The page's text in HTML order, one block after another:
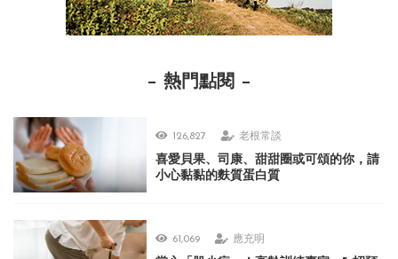
熱門點閱
126,827 老根常談
喜愛貝果、司康、甜甜圈或可頌的你，請
小心黏黏的麩質蛋白質
61,069 應充明